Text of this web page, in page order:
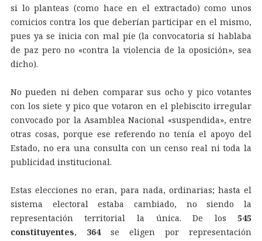
si lo planteas (como hace en el extractado) como unos
comicios contra los que deberían participar en el mismo,
pues ya se inicia con mal pie (la convocatoria sí hablaba
de paz pero no «contra la violencia de la oposición», sea
dicho).
No pueden ni deben comparar sus ocho y pico votantes
con los siete y pico que votaron en el plebiscito irregular
convocado por la Asamblea Nacional «suspendida», entre
otras cosas, porque ese referendo no tenía el apoyo del
Estado, no era una consulta con un censo real ni toda la
publicidad institucional.
Estas elecciones no eran, para nada, ordinarias; hasta el
sistema electoral estaba cambiado, no siendo la
representación territorial la única. De los545
constituyentes, 364se eligen por representación